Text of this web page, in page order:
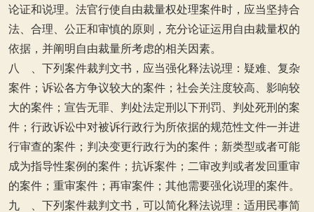
论证和说理。法官行使自由裁量权处理案件时，应当坚持合
法、合理、公正和审慎的原则，充分论证运用自由裁量权的
依据，并阐明自由裁量所考虑的相关因素。
八 、下列案件裁判文书，应当强化释法说理：疑难、复杂
案件；诉讼各方争议较大的案件；社会关注度较高、影响较
大的案件；宣告无罪、判处法定刑以下刑罚、判处死刑的案
件；行政诉讼中对被诉行政行为所依据的规范性文件一并进
行审查的案件；判决变更行政行为的案件；新类型或者可能
成为指导性案例的案件；抗诉案件；二审改判或者发回重审
的案件；重审案件；再审案件；其他需要强化说理的案件。
九 、下列案件裁判文书，可以简化释法说理：适用民事简